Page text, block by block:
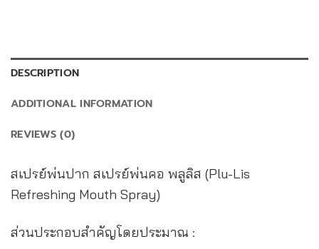
DESCRIPTION
ADDITIONAL INFORMATION
REVIEWS (0)
สเปรย์พ่นปาก สเปรย์พ่นคอ พลูลิส (Plu-Lis
Refreshing Mouth Spray)
ส่วนประกอบสำคัญโดยประมาณ :